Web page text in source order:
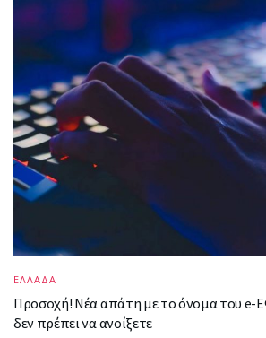
ΕΛΛΑΔΑ
Προσοχή! Νέα απάτη με το όνομα του e-
δεν πρέπει να ανοίξετε